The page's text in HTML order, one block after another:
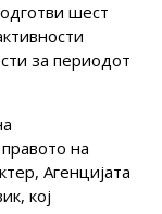
шест
за периодот
на
Агенцијата
кој